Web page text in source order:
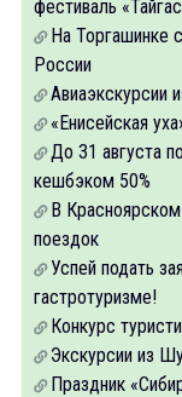
фестиваль
На Торгашинке
России
Авиаэкскурсии
«Енисейская
До 31 августа
кешбэком 50%
В
поездок
Успей подать
гастротуризме!
Конкурс
Экскурсии из
Праздник